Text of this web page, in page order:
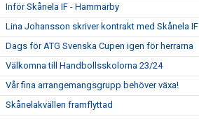
Inför Skånela IF - Hammarby
Lina Johansson skriver kontrakt med Skånela IF
Dags för ATG Svenska Cupen igen för herrarna
Välkomna till Handbollsskolorna 23/24
Vår fina arrangemangsgrupp behöver växa!
Skånelakvällen framflyttad